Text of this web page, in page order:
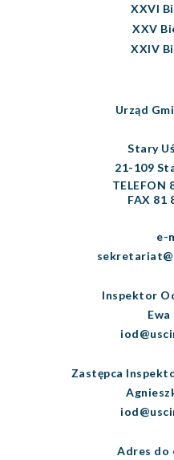
XXVI
XXV
XXIV
Urząd
Stary
21-109
TELEFON
FAX 81
e-
Inspektor
Ewa
Zastępca
Adres do